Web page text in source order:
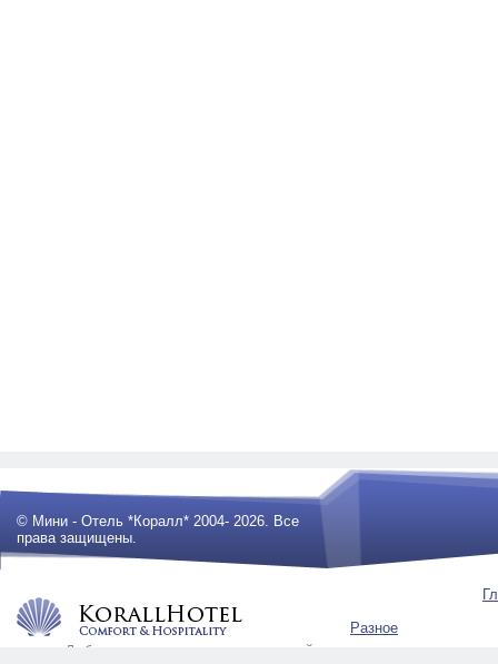
© Мини - Отель *Коралл* 2004- 2026. Все
права защищены.
Любое использование материалов сайта
Разное